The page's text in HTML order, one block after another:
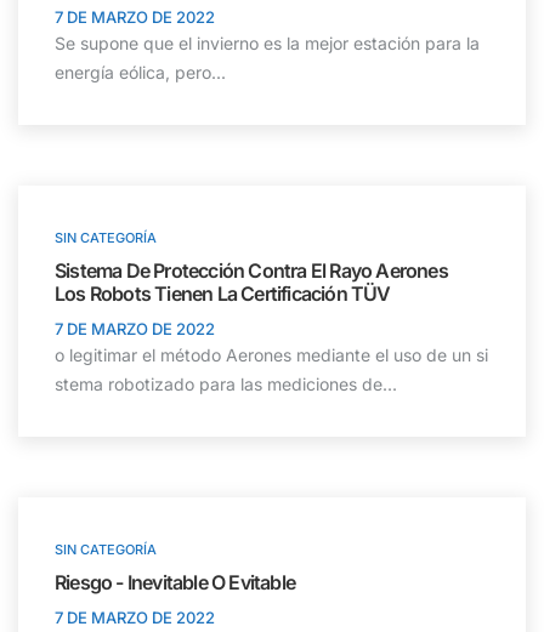
7 DE MARZO DE 2022
Se supone que el invierno es la mejor estación para la
energía eólica, pero...
SIN CATEGORÍA
Sistema De Protección Contra El Rayo Aerones
Los Robots Tienen La Certificación TÜV
7 DE MARZO DE 2022
o legitimar el método Aerones mediante el uso de un si
stema robotizado para las mediciones de...
SIN CATEGORÍA
Riesgo - Inevitable O Evitable
7 DE MARZO DE 2022